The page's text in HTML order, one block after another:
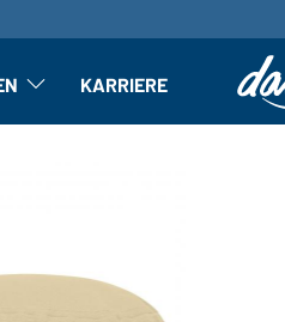
Unternehmen: Untermenü öffnen
KARRIERE